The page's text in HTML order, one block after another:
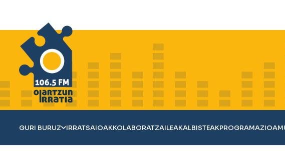
GURI BURUZ IRRATSAIOAKKOLABORATZAILEAKALBISTEAKPROGRAMAZIOA